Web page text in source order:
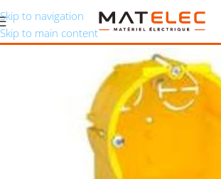
Skip to navigation
Skip to main content
/Boîtes d’encastrement/Boîtes